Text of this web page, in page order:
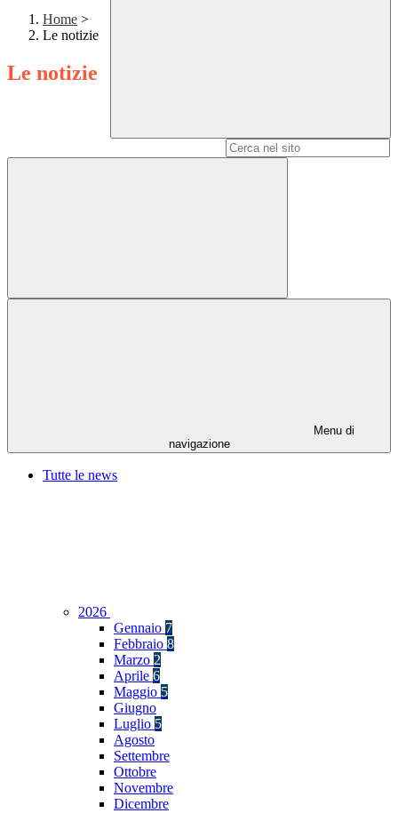
Home >
Le notizie
Le notizie
Menu di
navigazione
Tutte le news
2026
Gennaio 7
Febbraio 8
Marzo 2
Aprile 6
Maggio 5
Giugno
Luglio 5
Agosto
Settembre
Ottobre
Novembre
Dicembre